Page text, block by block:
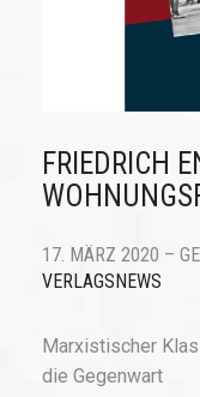
FRIEDRICH
17. MÄRZ 2020 –
VERLAGSNEWS
Marxistischer
die Gegenwart